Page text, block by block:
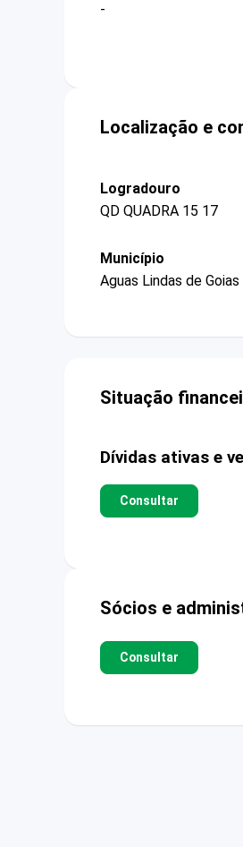
-
Localização e
Logradouro
QD QUADRA 15 17
Município
Aguas Lindas de Goias
Situação
Dívidas ativas e
Consultar
Sócios e
Consultar